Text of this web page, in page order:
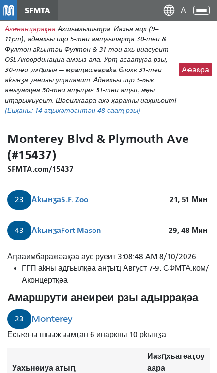
ン
コ
ン
テ
ツ
に
移
SFMTA
Агәҽанҵарақәа Ахшыҩзышьҭра: Иахьа аҵх (9–
11pm), адәахьы ицо 5-тәи ааҭгыларҭа 30-тәи &
Фултон аҟынтәи Фултон & 31-тәи ахь ииасуеит
OSL Акоординациа амзыз ала. Урҭ асааҭқәа рзы,
30-тәи умԥшын — мраҭашәараҟа блокк 31-тәи
аҟынӡа унеины уҭалааит. Адәахьы ицо 5-ҩык
аҽыуаҩцәа 30-тәи аҭыԥан 31-тәи аҭыԥ аҿы
иҭарыжьуеит. Шәеилкаара ахә ҳаракны иаҳшьоит!
(Еиҳаны: 14 аҵыхәтәантәи 48 сааҭ рзы)
Аҽаҩра
Monterey Blvd & Plymouth Ave
(#15437)
SFMTA.com/15437
23 АҟынӡаS.F. Zoo 21, 51 Мин
43 АҟынӡаFort Mason 29, 48 Мин
Аԥааимбаражәақәа аус руеит 3:08:48 AM 8/10/2026
ГГП аҟны адгьылқәа анҭыҵ Август 7-9. СФМТА.ком/
Аконцертқәа
Амаршрути анеиреи рзы адыррақәа
23 Monterey
Есыҽны шьыжьымҭан 6 инаркны 10 рҟынӡа
Уахьнеиуа аҭыԥ
Иазԥхьагәаҭоу
аара